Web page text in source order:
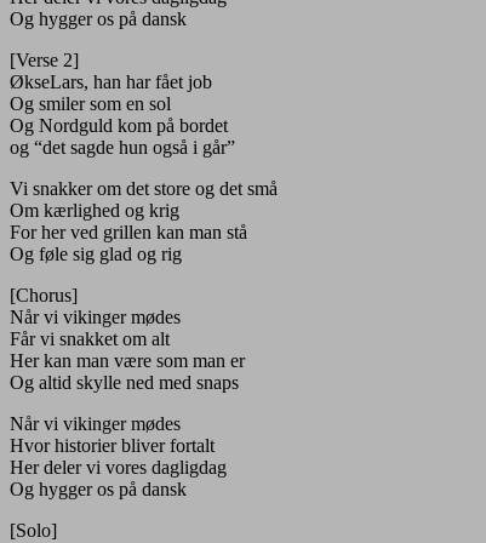
Og hygger os på dansk
[Verse 2]
ØkseLars, han har fået job
Og smiler som en sol
Og Nordguld kom på bordet
og “det sagde hun også i går”
Vi snakker om det store og det små
Om kærlighed og krig
For her ved grillen kan man stå
Og føle sig glad og rig
[Chorus]
Når vi vikinger mødes
Får vi snakket om alt
Her kan man være som man er
Og altid skylle ned med snaps
Når vi vikinger mødes
Hvor historier bliver fortalt
Her deler vi vores dagligdag
Og hygger os på dansk
[Solo]